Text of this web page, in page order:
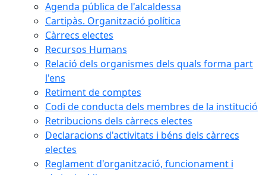
Agenda pública de l'alcaldessa
Cartipàs. Organització política
Càrrecs electes
Recursos Humans
Relació dels organismes dels quals forma part
l'ens
Retiment de comptes
Codi de conducta dels membres de la institució
Retribucions dels càrrecs electes
Declaracions d'activitats i béns dels càrrecs
electes
Reglament d'organització, funcionament i